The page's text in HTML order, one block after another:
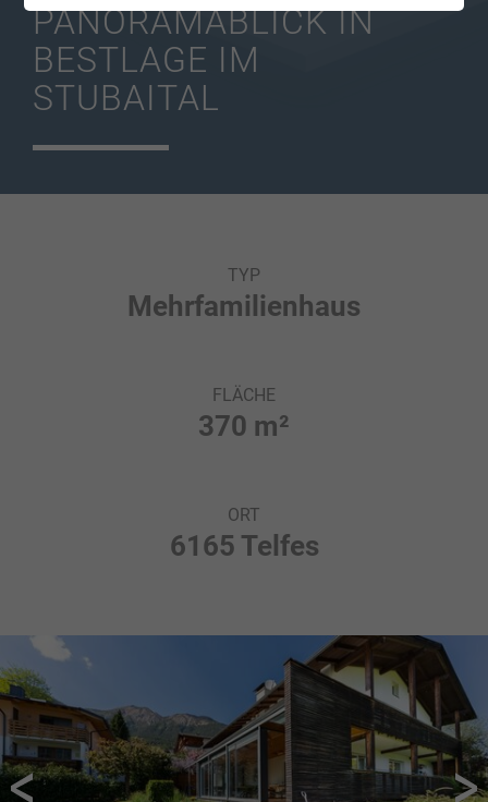
PANORAMABLICK IN
BESTLAGE IM
STUBAITAL
TYP
Mehrfamilienhaus
FLÄCHE
370 m²
ORT
6165 Telfes